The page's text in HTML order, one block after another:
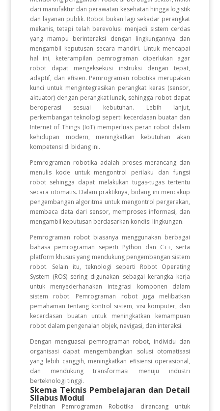
dari manufaktur dan perawatan kesehatan hingga logistik
dan layanan publik. Robot bukan lagi sekadar perangkat
mekanis, tetapi telah berevolusi menjadi sistem cerdas
yang mampu berinteraksi dengan lingkungannya dan
mengambil keputusan secara mandiri. Untuk mencapai
hal ini, keterampilan pemrograman diperlukan agar
robot dapat mengeksekusi instruksi dengan tepat,
adaptif, dan efisien. Pemrograman robotika merupakan
kunci untuk mengintegrasikan perangkat keras (sensor,
aktuator) dengan perangkat lunak, sehingga robot dapat
beroperasi sesuai kebutuhan. Lebih lanjut,
perkembangan teknologi seperti kecerdasan buatan dan
Internet of Things (IoT) memperluas peran robot dalam
kehidupan modern, meningkatkan kebutuhan akan
kompetensi di bidang ini.
Pemrograman robotika adalah proses merancang dan
menulis kode untuk mengontrol perilaku dan fungsi
robot sehingga dapat melakukan tugas-tugas tertentu
secara otomatis. Dalam praktiknya, bidang ini mencakup
pengembangan algoritma untuk mengontrol pergerakan,
membaca data dari sensor, memproses informasi, dan
mengambil keputusan berdasarkan kondisi lingkungan.
Pemrograman robot biasanya menggunakan berbagai
bahasa pemrograman seperti Python dan C++, serta
platform khusus yang mendukung pengembangan sistem
robot. Selain itu, teknologi seperti Robot Operating
System (ROS) sering digunakan sebagai kerangka kerja
untuk menyederhanakan integrasi komponen dalam
sistem robot. Pemrograman robot juga melibatkan
pemahaman tentang kontrol sistem, visi komputer, dan
kecerdasan buatan untuk meningkatkan kemampuan
robot dalam pengenalan objek, navigasi, dan interaksi.
Dengan menguasai pemrograman robot, individu dan
organisasi dapat mengembangkan solusi otomatisasi
yang lebih canggih, meningkatkan efisiensi operasional,
dan mendukung transformasi menuju industri
berteknologi tinggi.
Skema Teknis Pembelajaran dan Detail
Silabus Modul
Pelatihan Pemrograman Robotika dirancang untuk